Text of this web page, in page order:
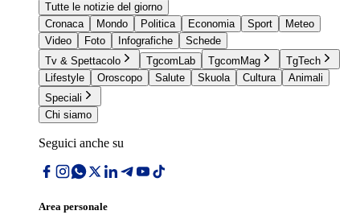
Tutte le notizie del giorno
Cronaca
Mondo Politica Economia Sport
Meteo
Video
Foto Infografiche
Schede
Tv & Spettacolo
TgcomLab TgcomMag
TgTech
Lifestyle
Oroscopo Salute Skuola Cultura
Animali
Speciali
Chi siamo
Seguici anche su
Area personale